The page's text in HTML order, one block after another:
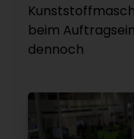
beim
dennoch